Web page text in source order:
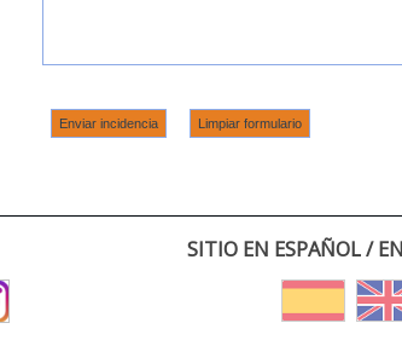
SITIO EN ESPAÑOL /